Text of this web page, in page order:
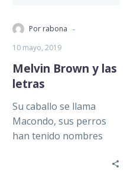
Por rabona -
10 mayo, 2019
Melvin Brown y las
letras
Su caballo se llama
Macondo, sus perros
han tenido nombres